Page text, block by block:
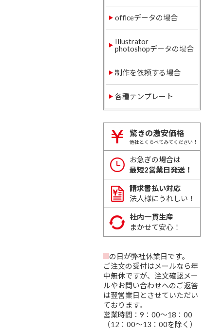
officeデータの場合
Illustrator
photoshopデータの場合
制作を依頼する場合
各種テンプレート
驚きの激安価格
他社とくらべてみてください！
お急ぎの場合は
最短2営業日発送！
請求書払い対応
法人様にうれしい！
社内一貫生産
まかせて安心！
の日が弊社休業日です。
ご注文の受付はメールなら年
中無休ですが、注文確認メー
ルやお問い合わせへのご返答
は翌営業日とさせていただい
ております。
営業時間：9：00～18：00
（12：00～13：00を除く）